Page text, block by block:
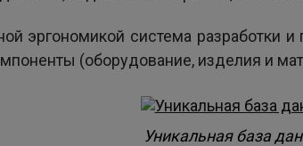
эргономикой система разработки
(оборудование, изделия и
Уникальная база